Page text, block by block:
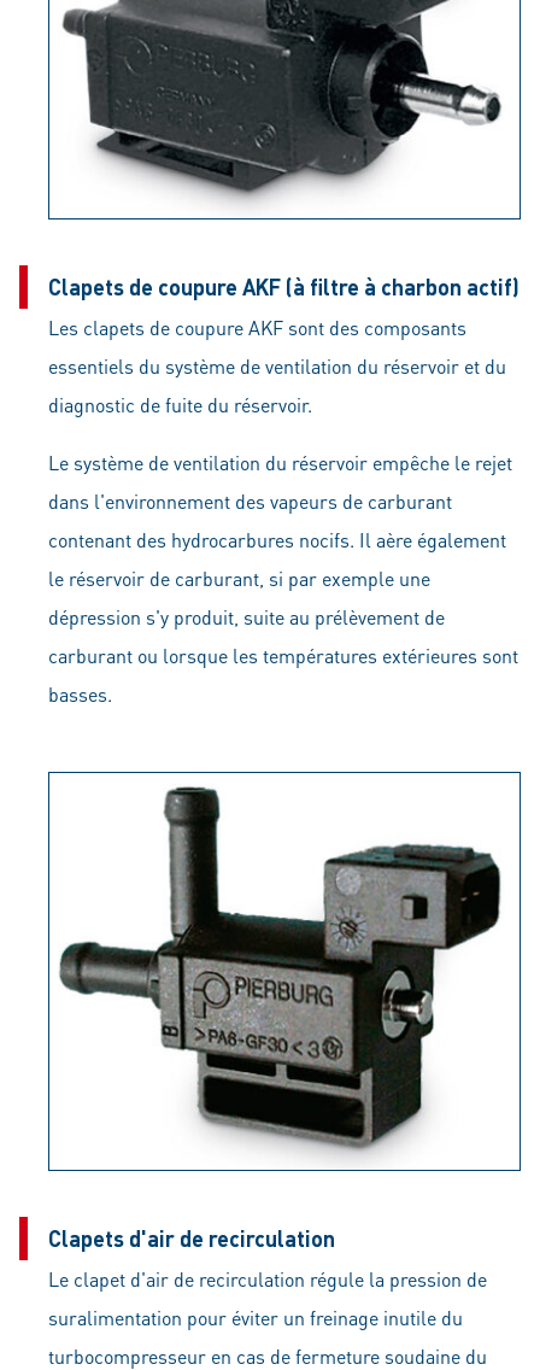
Clapets de coupure AKF (à filtre à charbon actif)
Les clapets de coupure AKF sont des composants
essentiels du système de ventilation du réservoir et du
diagnostic de fuite du réservoir.
Le système de ventilation du réservoir empêche le rejet
dans l'environnement des vapeurs de carburant
contenant des hydrocarbures nocifs. Il aère également
le réservoir de carburant, si par exemple une
dépression s'y produit, suite au prélèvement de
carburant ou lorsque les températures extérieures sont
basses.
Clapets d'air de recirculation
Le clapet d'air de recirculation régule la pression de
suralimentation pour éviter un freinage inutile du
turbocompresseur en cas de fermeture soudaine du